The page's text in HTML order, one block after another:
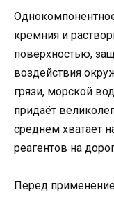
кремния и
поверхностью,
воздействия
грязи, морской
придаёт
среднем хватает
реагентов на
Перед